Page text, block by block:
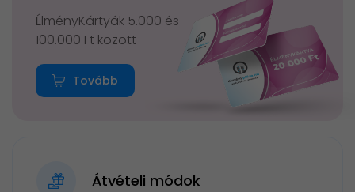
ÉlményKártyák 5.000 és
100.000 Ft között
Tovább
Átvételi módok